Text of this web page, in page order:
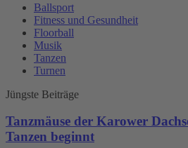
Ballsport
Fitness und Gesundheit
Floorball
Musik
Tanzen
Turnen
Jüngste Beiträge
Tanzmäuse der Karower
Tanzen beginnt